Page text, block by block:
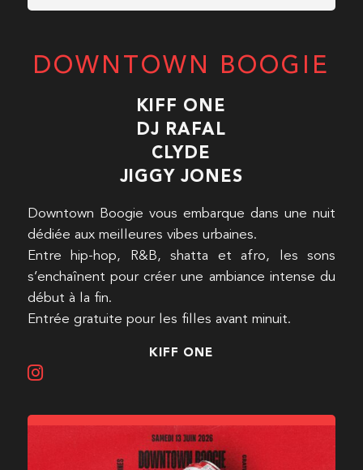
DOWNTOWN BOOGIE
KIFF ONE
DJ RAFAL
CLYDE
JIGGY JONES
Downtown Boogie vous embarque dans une nuit
dédiée aux meilleures vibes urbaines.
Entre hip-hop, R&B, shatta et afro, les sons
s’enchaînent pour créer une ambiance intense du
début à la fin.
Entrée gratuite pour les filles avant minuit.
KIFF ONE